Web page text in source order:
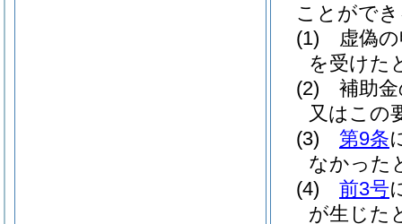
ことがで
(1)
虚偽
を受けた
(2)
補助
又はこの
(3)
第9条
なかった
(4)
前3号
が生じた